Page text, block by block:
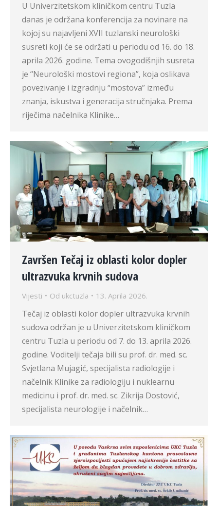
U Univerzitetskom kliničkom centru Tuzla
danas je održana konferencija za novinare na
kojoj su najavljeni XVII tuzlanski neurološki
susreti koji će se održati u periodu od 16. do 18.
aprila 2026. godine. Tema ovogodišnjih susreta
je “Neurološki mostovi regiona”, koja oslikava
povezivanje i izgradnju “mostova” između
znanja, iskustva i generacija stručnjaka. Prema
riječima načelnika Klinike…
Završen Tečaj iz oblasti kolor dopler
ultrazvuka krvnih sudova
Vijesti Od ukctuzla 13. Aprila 2026.
Tečaj iz oblasti kolor dopler ultrazvuka krvnih
sudova održan je u Univerzitetskom kliničkom
centru Tuzla u periodu od 7. do 13. aprila 2026.
godine. Voditelji tečaja bili su prof. dr. med. sc.
Svjetlana Mujagić, specijalista radiologije i
načelnik Klinike za radiologiju i nuklearnu
medicinu i prof. dr. med. sc. Zikrija Dostović,
specijalista neurologije i načelnik…